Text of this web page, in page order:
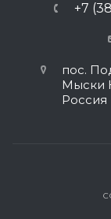
+7
пос.
Мыски
Россия